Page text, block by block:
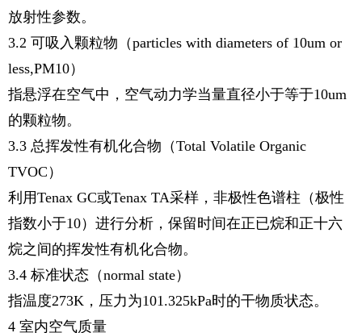
放射性参数。
3.2 可吸入颗粒物（particles with diameters of 10um or
less,PM10）
指悬浮在空气中，空气动力学当量直径小于等于10um
的颗粒物。
3.3 总挥发性有机化合物（Total Volatile Organic
TVOC）
利用Tenax GC或Tenax TA采样，非极性色谱柱（极性
指数小于10）进行分析，保留时间在正已烷和正十六
烷之间的挥发性有机化合物。
3.4 标准状态（normal state）
指温度273K，压力为101.325kPa时的干物质状态。
4 室内空气质量